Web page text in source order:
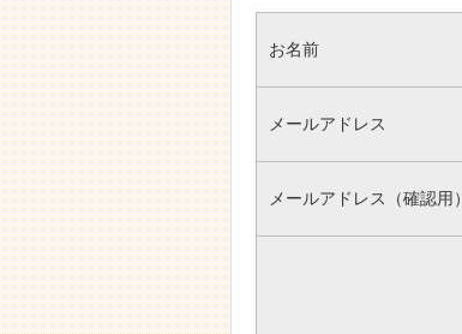
お名前
メールアドレス
メールアドレス（確認用）